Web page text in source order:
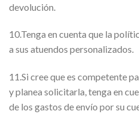
devolución.
10.Tenga en cuenta que la
a sus atuendos personalizados.
11.Si cree que es competente
y planea solicitarla, tenga en
de los gastos de envío por su